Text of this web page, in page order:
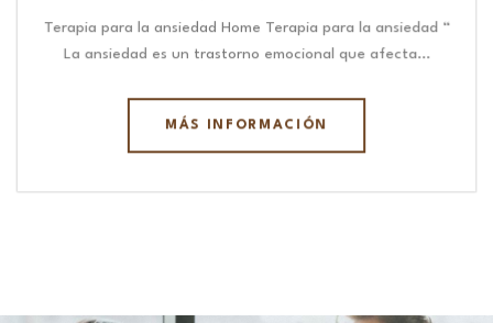
Terapia para la ansiedad Home Terapia para la ansiedad “
La ansiedad es un trastorno emocional que afecta…
MÁS INFORMACIÓN